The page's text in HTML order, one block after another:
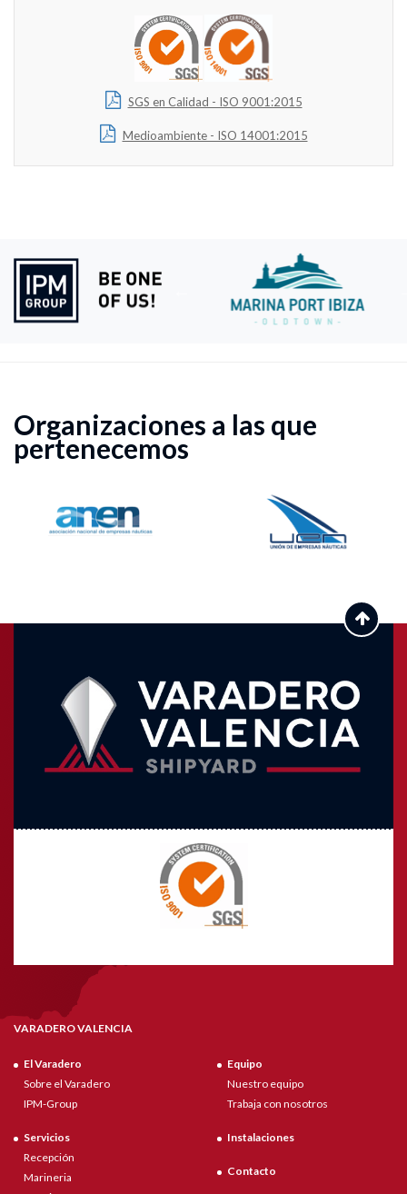
SGS en Calidad - ISO 9001:2015
Medioambiente - ISO 14001:2015
Organizaciones a las que
pertenecemos
VARADERO VALENCIA
El Varadero
Sobre el Varadero
IPM-Group
Servicios
Recepción
Marineria
Equipo
Nuestro equipo
Trabaja con nosotros
Instalaciones
Contacto